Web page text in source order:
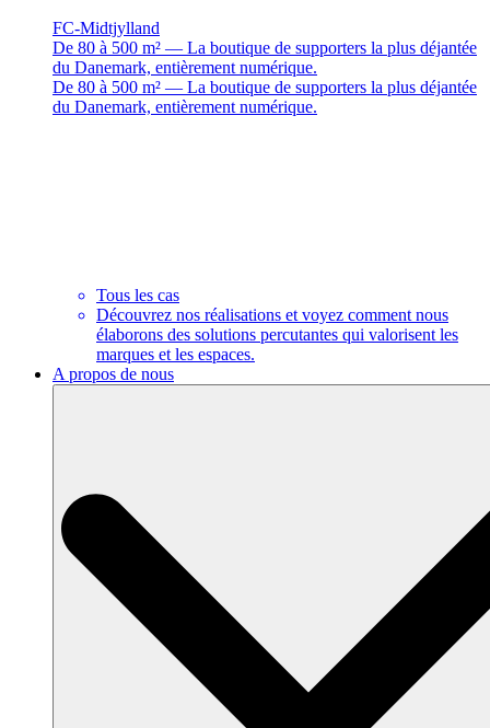
FC-Midtjylland
De 80 à 500 m² — La boutique de supporters la plus déjantée
du Danemark, entièrement numérique.
De 80 à 500 m² — La boutique de supporters la plus déjantée
du Danemark, entièrement numérique.
Tous les cas
Découvrez nos réalisations et voyez comment nous
élaborons des solutions percutantes qui valorisent les
marques et les espaces.
A propos de nous